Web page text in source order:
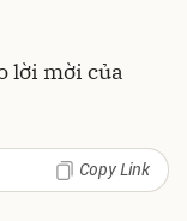
lời mời của
Copy Link